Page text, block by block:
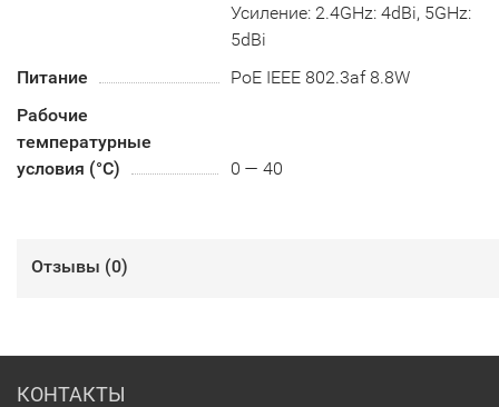
Усиление: 2.4GHz: 4dBi, 5GHz:
5dBi
Питание
PoE IEEE 802.3af 8.8W
Рабочие
температурные
условия (°С)
0 — 40
Отзывы (0)
КОНТАКТЫ